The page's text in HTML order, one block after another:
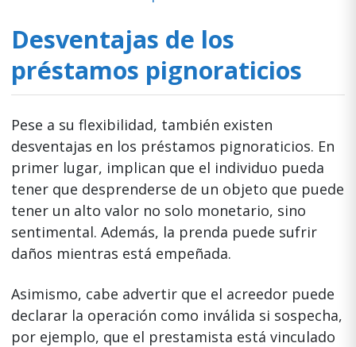
Desventajas de los
préstamos pignoraticios
Pese a su flexibilidad, también existen
desventajas en los préstamos pignoraticios. En
primer lugar, implican que el individuo pueda
tener que desprenderse de un objeto que puede
tener un alto valor no solo monetario, sino
sentimental. Además, la prenda puede sufrir
daños mientras está empeñada.
Asimismo, cabe advertir que el acreedor puede
declarar la operación como inválida si sospecha,
por ejemplo, que el prestamista está vinculado